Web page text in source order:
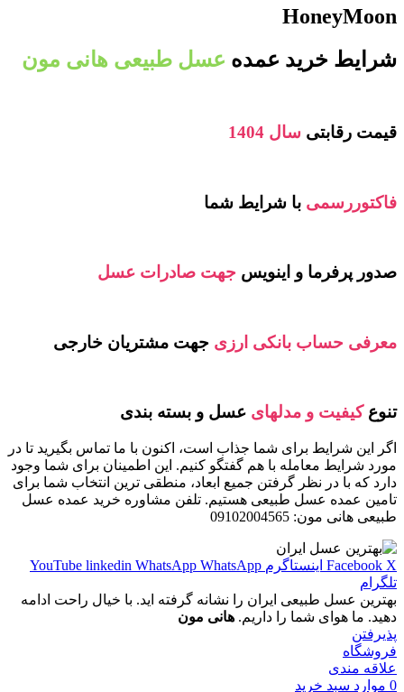
HoneyMoon
شرایط خرید عمده عسل طبیعی هانی مون
قیمت رقابتی سال 1404
فاکتوررسمی با شرایط شما
صدور پرفرما و اینویس جهت صادرات عسل
معرفی حساب بانکی ارزی جهت مشتریان خارجی
تنوعکیفیت و مدلهای عسل و بسته بندی
اگر این شرایط برای شما جذاب است، اکنون با ما تماس بگیرید تا در
مورد شرایط معامله با هم گفتگو کنیم. این اطمینان برای شما وجود
دارد که با در نظر گرفتن جمیع ابعاد، منطقی ترین انتخاب شما برای
تامین عمده عسل طبیعی هستیم. تلفن مشاوره خرید عمده عسل
طبیعی هانی مون: 09102004565
Facebook X اینستاگرم YouTube linkedin WhatsApp WhatsApp
تلگرام
بهترین عسل طبیعی ایران را نشانه گرفته اید. با خیال راحت ادامه
دهید. ما هوای شما را داریم. هانی مون
پذیرفتن
فروشگاه
علاقه مندی
0 موارد سبد خرید